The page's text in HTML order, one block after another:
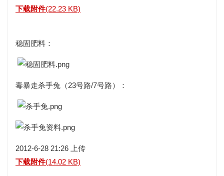
下载附件(22.23 KB)
稳固肥料：
毒暴走杀手兔（23号路/7号路）：
2012-6-28 21:26 上传
下载附件(14.02 KB)